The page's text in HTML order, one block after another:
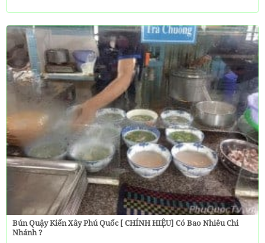
Bún Quậy Kiến Xây Phú Quốc [ CHÍNH HIỆU] Có Bao Nhiêu Chi
Nhánh ?